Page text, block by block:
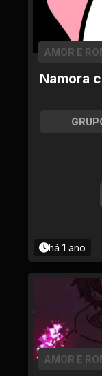
Namora
AMOR E
há 1 ano
AMOR E